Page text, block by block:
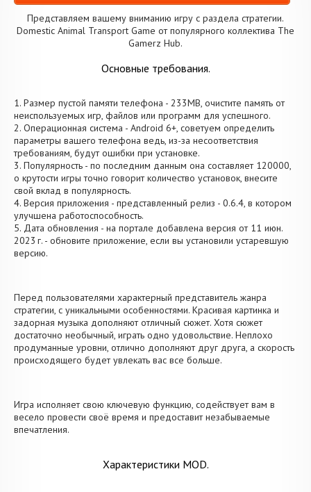
Представляем вашему вниманию игру с раздела стратегии.
Domestic Animal Transport Game от популярного коллектива The
Gamerz Hub.
Основные требования.
1. Размер пустой памяти телефона - 233MB, очистите память от
неиспользуемых игр, файлов или программ для успешного.
2. Операционная система - Android 6+, советуем определить
параметры вашего телефона ведь, из-за несоответствия
требованиям, будут ошибки при установке.
3. Популярность - по последним данным она составляет 120000,
о крутости игры точно говорит количество установок, внесите
свой вклад в популярность.
4. Версия приложения - представленный релиз - 0.6.4, в котором
улучшена работоспособность.
5. Дата обновления - на портале добавлена версия от 11 июн.
2023 г. - обновите приложение, если вы установили устаревшую
версию.
Перед пользователями характерный представитель жанра
стратегии, с уникальными особенностями. Красивая картинка и
задорная музыка дополняют отличный сюжет. Хотя сюжет
достаточно необычный, играть одно удовольствие. Неплохо
продуманные уровни, отлично дополняют друг друга, а скорость
происходящего будет увлекать вас все больше.
Игра исполняет свою ключевую функцию, содействует вам в
весело провести своё время и предоставит незабываемые
впечатления.
Характеристики MOD.